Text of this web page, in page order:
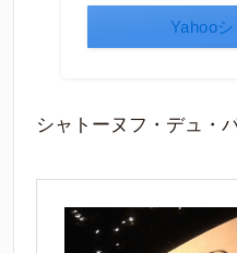
Yahoo
シャトーヌフ・デュ・